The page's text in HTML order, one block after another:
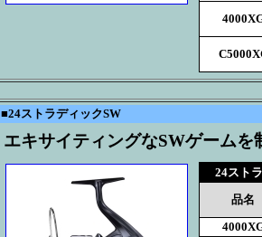
■24ストラディックSW
エキサイティングなSWゲームを
24スト
品名